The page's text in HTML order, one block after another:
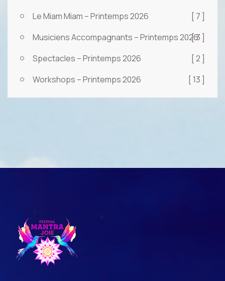
Le Miam Miam – Printemps 2026
[ 7 ]
Musiciens Accompagnants – Printemps 2026[ 3 ]
Spectacles – Printemps 2026
[ 2 ]
Workshops – Printemps 2026
[ 13 ]